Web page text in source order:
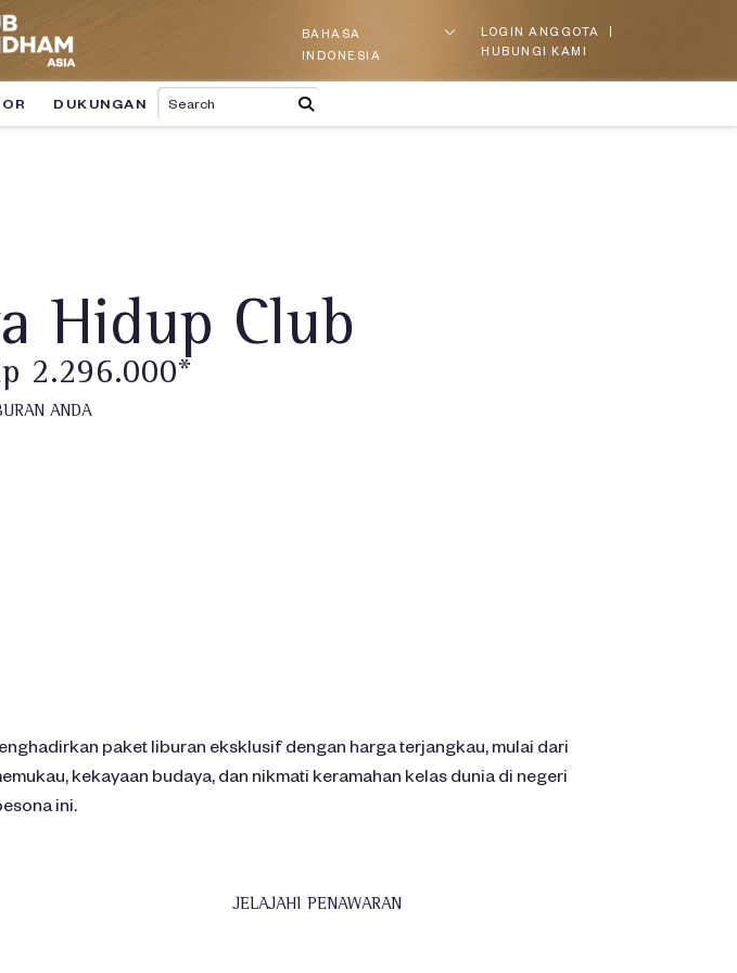
BAHASA
INDONESIA
LOGIN ANGGOTA
HUBUNGI KAMI
DUKUNGAN
Hidup Club
2.296.000*
ANDA
paket liburan eksklusif dengan harga terjangkau, mulai dari
kekayaan budaya, dan nikmati keramahan kelas dunia di negeri
ini.
JELAJAHI PENAWARAN